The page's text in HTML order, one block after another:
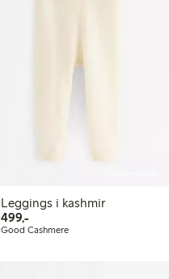
Leggings i kashmir
499,-499,00 kr
Good Cashmere